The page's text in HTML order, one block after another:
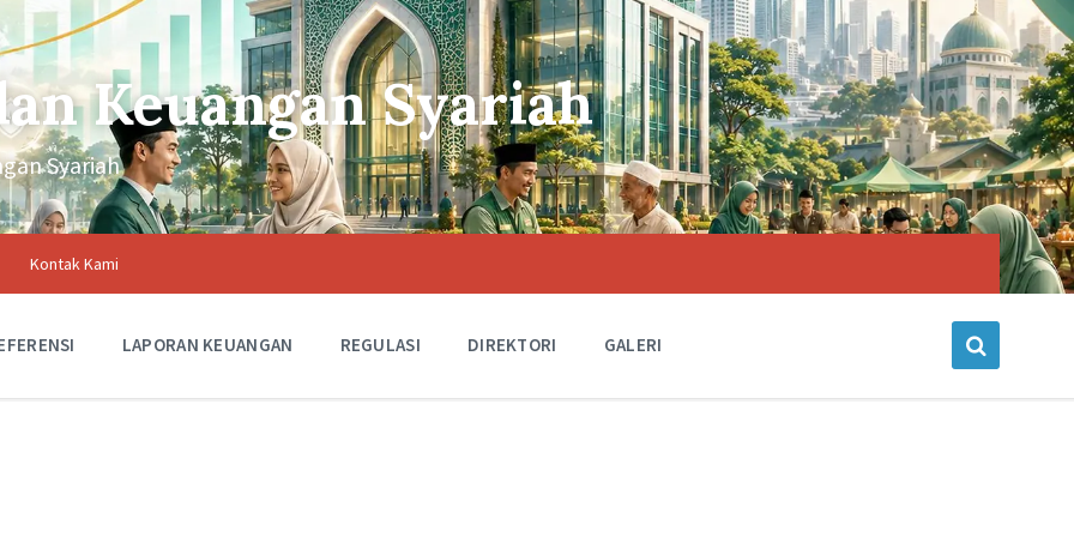
Keuangan Syariah
Syariah
Kontak Kami
LAPORAN KEUANGAN REGULASI DIREKTORI GALERI